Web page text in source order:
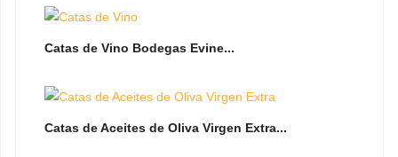
Catas de Vino Bodegas Evine...
Catas de Aceites de Oliva Virgen Extra...